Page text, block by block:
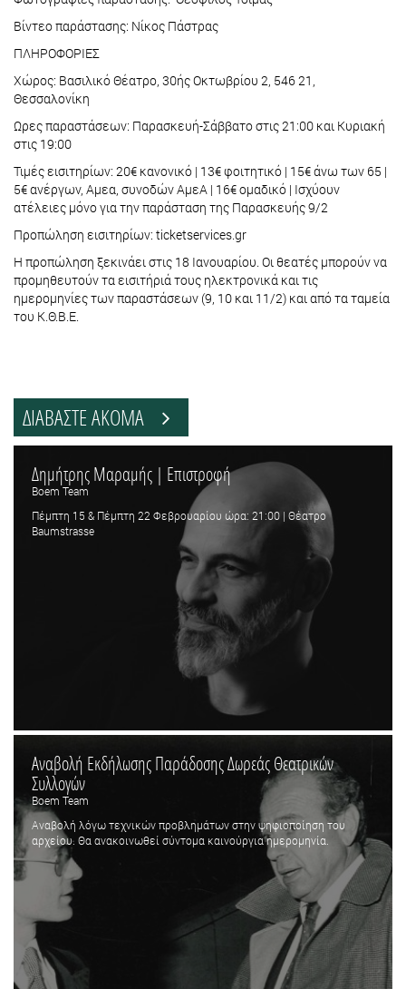
Βίντεο παράστασης: Νίκος Πάστρας
ΠΛΗΡΟΦΟΡΙΕΣ
Χώρος: Βασιλικό Θέατρο, 30ής Οκτωβρίου 2, 546 21,
Θεσσαλονίκη
Ωρες παραστάσεων: Παρασκευή-Σάββατο στις 21:00 και Κυριακή
στις 19:00
Τιμές εισιτηρίων: 20€ κανονικό | 13€ φοιτητικό | 15€ άνω των 65 |
5€ ανέργων, Αμεα, συνοδών ΑμεΑ | 16€ ομαδικό | Ισχύουν
ατέλειες μόνο για την παράσταση της Παρασκευής 9/2
Προπώληση εισιτηρίων: ticketservices.gr
Η προπώληση ξεκινάει στις 18 Ιανουαρίου. Οι θεατές μπορούν να
προμηθευτούν τα εισιτήριά τους ηλεκτρονικά και τις
ημερομηνίες των παραστάσεων (9, 10 και 11/2) και από τα ταμεία
του Κ.Θ.Β.Ε.
ΔΙΑΒΑΣΤΕ ΑΚΟΜΑ
Δημήτρης Μαραμής | Επιστροφή
Boem Team
Πέμπτη 15 & Πέμπτη 22 Φεβρουαρίου ώρα: 21:00 | Θέατρο
Baumstrasse
Αναβολή Εκδήλωσης Παράδοσης Δωρεάς Θεατρικών
Συλλογών
Boem Team
Αναβολή λόγω τεχνικών προβλημάτων στην ψηφιοποίηση του
αρχείου. Θα ανακοινωθεί σύντομα καινούργια ημερομηνία.